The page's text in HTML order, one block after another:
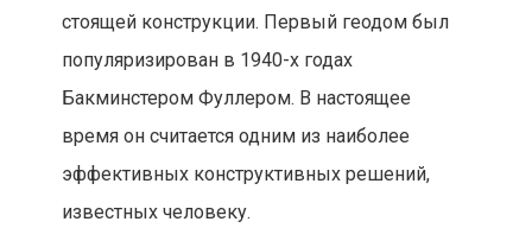
стоящей конструкции. Первый геодом был
популяризирован в 1940-х годах
Бакминстером Фуллером. В настоящее
время он считается одним из наиболее
эффективных конструктивных решений,
известных человеку.